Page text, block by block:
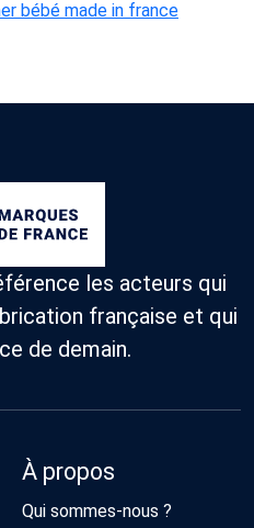
bébé made in france
les acteurs qui
française et qui
de demain.
À propos
Qui sommes-nous ?